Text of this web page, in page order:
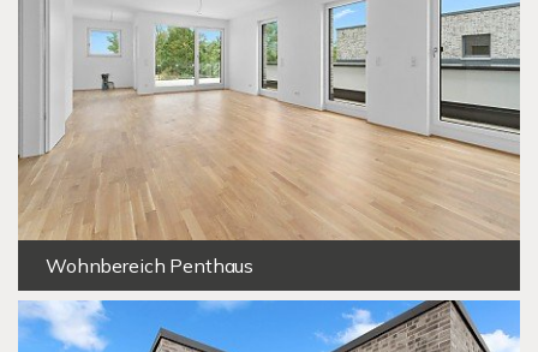
Wohnbereich Penthaus